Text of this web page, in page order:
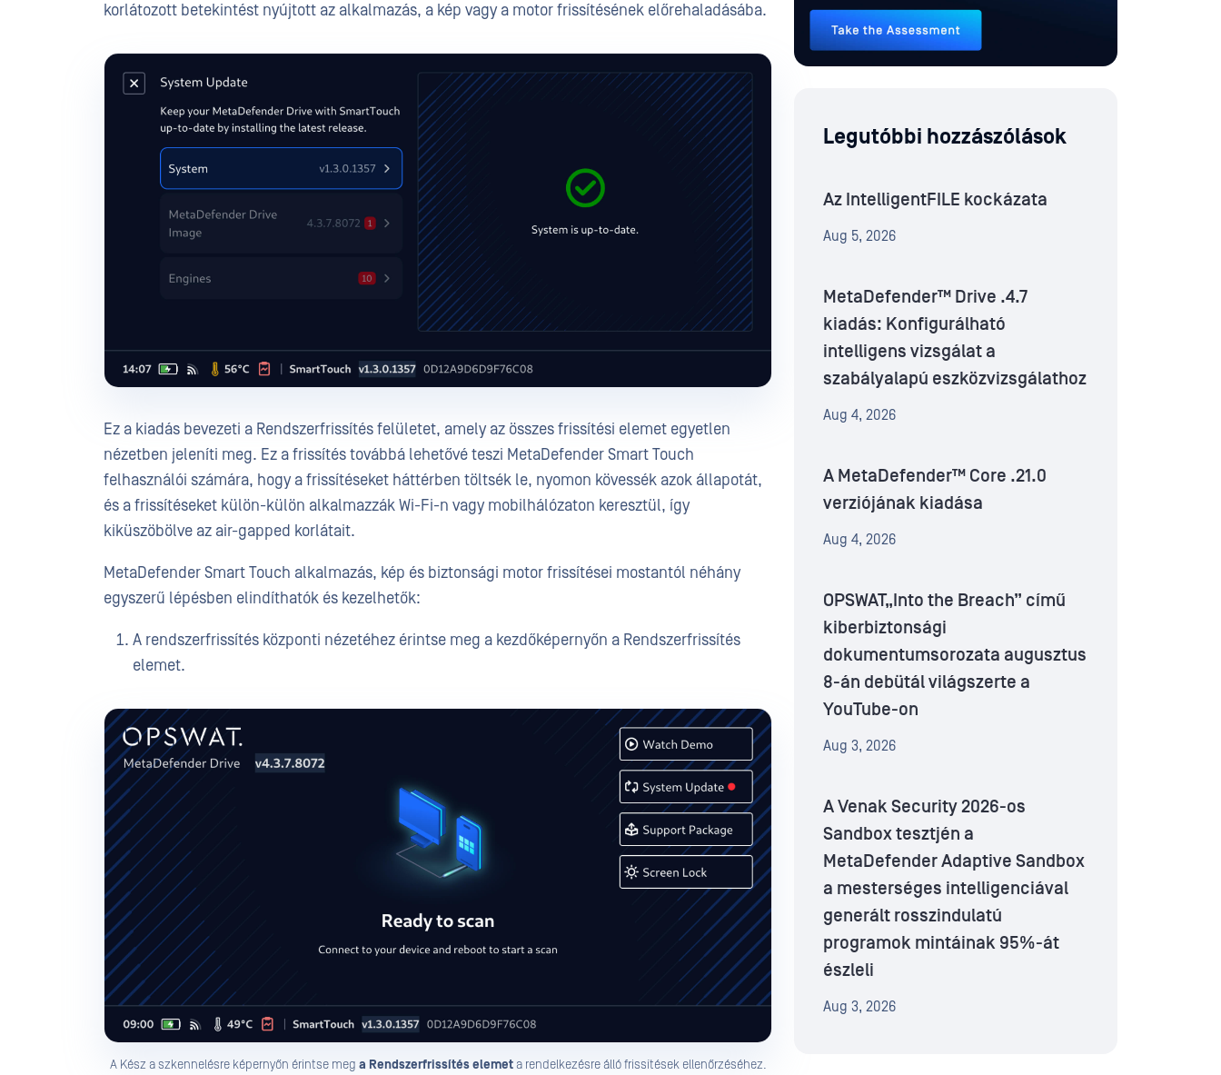
korlátozott betekintést nyújtott az alkalmazás, a kép vagy a motor frissítésének előrehaladásába.
Ez a kiadás bevezeti a Rendszerfrissítés felületet, amely az összes frissítési elemet egyetlen
nézetben jeleníti meg. Ez a frissítés továbbá lehetővé teszi MetaDefender Smart Touch
felhasználói számára, hogy a frissítéseket háttérben töltsék le, nyomon kövessék azok állapotát,
és a frissítéseket külön-külön alkalmazzák Wi-Fi-n vagy mobilhálózaton keresztül, így
kiküszöbölve az air-gapped korlátait.
MetaDefender Smart Touch alkalmazás, kép és biztonsági motor frissítései mostantól néhány
egyszerű lépésben elindíthatók és kezelhetők:
A rendszerfrissítés központi nézetéhez érintse meg a kezdőképernyőn a Rendszerfrissítés
elemet.
A Kész a szkennelésre képernyőn érintse meg a Rendszerfrissítés elemeta rendelkezésre álló frissítések ellenőrzéséhez.
Legutóbbi hozzászólások
Az IntelligentFILE kockázata
Aug 5, 2026
MetaDefender™ Drive .4.7
kiadás: Konfigurálható
intelligens vizsgálat a
szabályalapú eszközvizsgálathoz
Aug 4, 2026
A MetaDefender™ Core .21.0
verziójának kiadása
Aug 4, 2026
OPSWAT„Into the Breach” című
kiberbiztonsági
dokumentumsorozata augusztus
8-án debütál világszerte a
YouTube-on
Aug 3, 2026
A Venak Security 2026-os
Sandbox tesztjén a
MetaDefender Adaptive Sandbox
a mesterséges intelligenciával
generált rosszindulatú
programok mintáinak 95%-át
észleli
Aug 3, 2026